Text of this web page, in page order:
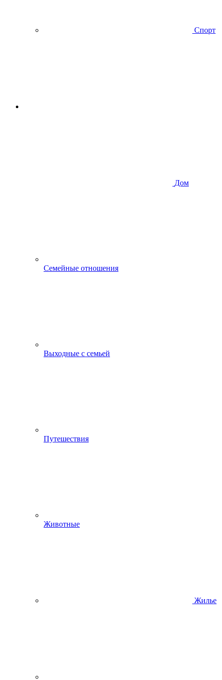
Спорт
Дом
Семейные отношения
Выходные с семьей
Путешествия
Животные
Жилье